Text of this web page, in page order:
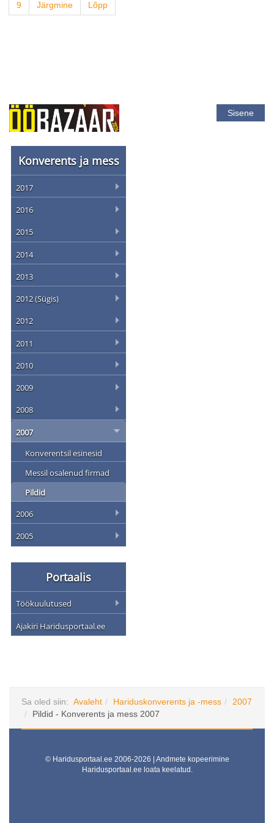
9 Järgmine Lõpp
Konverents ja mess
2017
2016
2015
2014
2013
2012 (Sügis)
2012
2011
2010
2009
2008
2007
Konverentsil esinesid
Messil osalenud firmad
Pildid
2006
2005
Portaalis
Töökuulutused
Ajakiri Haridusportaal.ee
Sisene
Sa oled siin: Avaleht Hariduskonverents ja -mess
2007
Pildid - Konverents ja mess 2007
© Haridusportaal.ee 2006-2026 | Andmete kopeerimine
Haridusportaal.ee loata keelatud.